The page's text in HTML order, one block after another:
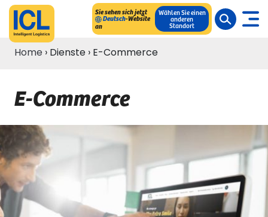
Sie sehen sich jetzt
Deutsch-Website
an
Wählen Sie einen
anderen
Standort
Home › Dienste › E-Commerce
E-Commerce